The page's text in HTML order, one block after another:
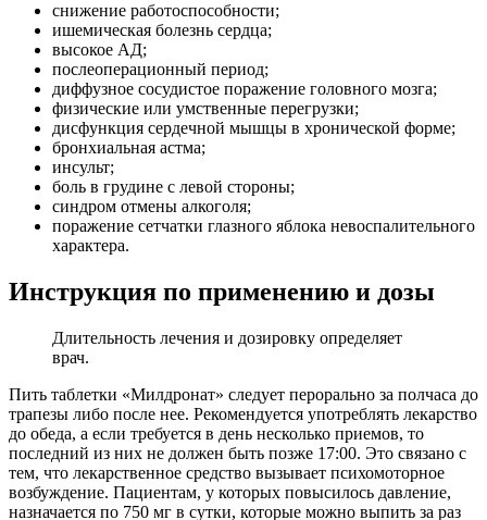
снижение работоспособности;
ишемическая болезнь сердца;
высокое АД;
послеоперационный период;
диффузное сосудистое поражение головного мозга;
физические или умственные перегрузки;
дисфункция сердечной мышцы в хронической форме;
бронхиальная астма;
инсульт;
боль в грудине с левой стороны;
синдром отмены алкоголя;
поражение сетчатки глазного яблока невоспалительного
характера.
Инструкция по применению и дозы
Длительность лечения и дозировку определяет
врач.
Пить таблетки «Милдронат» следует перорально за полчаса до
трапезы либо после нее. Рекомендуется употреблять лекарство
до обеда, а если требуется в день несколько приемов, то
последний из них не должен быть позже 17:00. Это связано с
тем, что лекарственное средство вызывает психомоторное
возбуждение. Пациентам, у которых повысилось давление,
назначается по 750 мг в сутки, которые можно выпить за раз